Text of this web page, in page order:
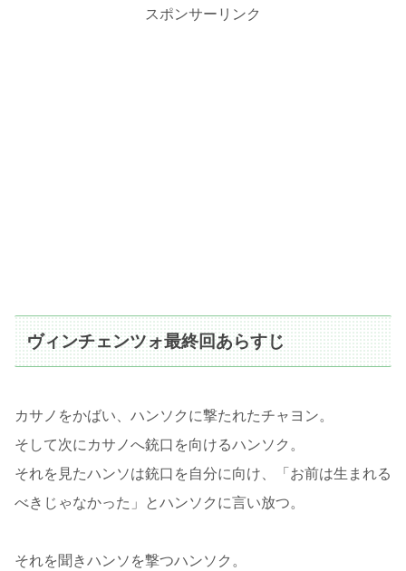
スポンサーリンク
ヴィンチェンツォ最終回あらすじ
カサノをかばい、ハンソクに撃たれたチャヨン。
そして次にカサノへ銃口を向けるハンソク。
それを見たハンソは銃口を自分に向け、「お前は生まれる
べきじゃなかった」とハンソクに言い放つ。
それを聞きハンソを撃つハンソク。